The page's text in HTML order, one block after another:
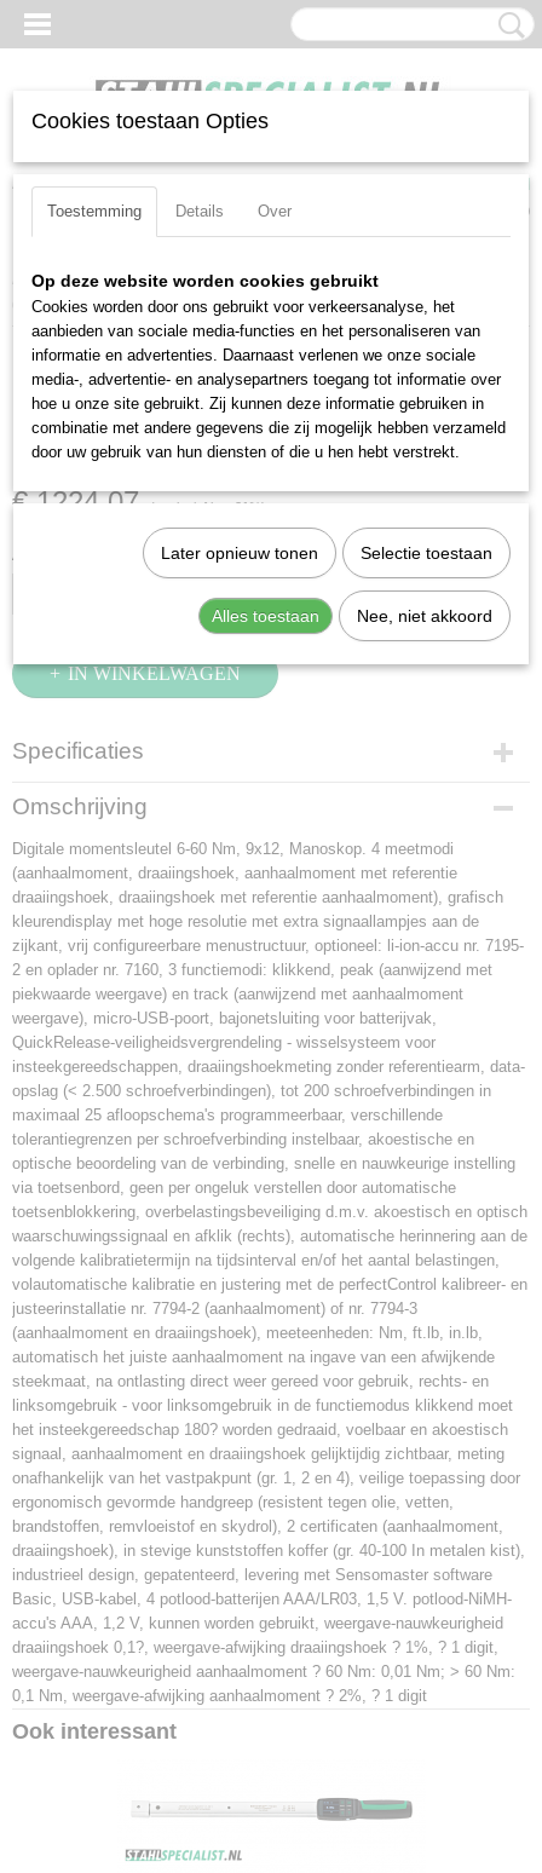
Inloggen Registreren
(0)
Home >Momentsleutels>Gradenboogsleutels>
(96500906)
Stahlwille 714/6 (96500906)
€ 1224,07 (exclusief btw 21%)
Aantal
IN WINKELWAGEN
Specificaties
Productcode
96500906
EAN code
4018754222810
Productcode leverancier
96500906
Netto gewicht
1,24 Kg
Afmetingen (l,b,h)
56 x 8 x 7 cm
Omschrijving
Digitale momentsleutel 6-60 Nm, 9x12, Manoskop. 4 meetmodi
(aanhaalmoment, draaiingshoek, aanhaalmoment met referentie
draaiingshoek, draaiingshoek met referentie aanhaalmoment), grafisch
kleurendisplay met hoge resolutie met extra signaallampjes aan de
zijkant, vrij configureerbare menustructuur, optioneel: li-ion-accu nr. 7195-
2 en oplader nr. 7160, 3 functiemodi: klikkend, peak (aanwijzend met
piekwaarde weergave) en track (aanwijzend met aanhaalmoment
weergave), micro-USB-poort, bajonetsluiting voor batterijvak,
QuickRelease-veiligheidsvergrendeling - wisselsysteem voor
insteekgereedschappen, draaiingshoekmeting zonder referentiearm, data-
opslag (< 2.500 schroefverbindingen), tot 200 schroefverbindingen in
maximaal 25 afloopschema's programmeerbaar, verschillende
tolerantiegrenzen per schroefverbinding instelbaar, akoestische en
optische beoordeling van de verbinding, snelle en nauwkeurige instelling
via toetsenbord, geen per ongeluk verstellen door automatische
toetsenblokkering, overbelastingsbeveiliging d.m.v. akoestisch en optisch
waarschuwingssignaal en afklik (rechts), automatische herinnering aan de
volgende kalibratietermijn na tijdsinterval en/of het aantal belastingen,
volautomatische kalibratie en justering met de perfectControl kalibreer- en
justeerinstallatie nr. 7794-2 (aanhaalmoment) of nr. 7794-3
(aanhaalmoment en draaiingshoek), meeteenheden: Nm, ft.lb, in.lb,
automatisch het juiste aanhaalmoment na ingave van een afwijkende
steekmaat, na ontlasting direct weer gereed voor gebruik, rechts- en
linksomgebruik - voor linksomgebruik in de functiemodus klikkend moet
het insteekgereedschap 180? worden gedraaid, voelbaar en akoestisch
signaal, aanhaalmoment en draaiingshoek gelijktijdig zichtbaar, meting
onafhankelijk van het vastpakpunt (gr. 1, 2 en 4), veilige toepassing door
ergonomisch gevormde handgreep (resistent tegen olie, vetten,
brandstoffen, remvloeistof en skydrol), 2 certificaten (aanhaalmoment,
draaiingshoek), in stevige kunststoffen koffer (gr. 40-100 In metalen kist),
industrieel design, gepatenteerd, levering met Sensomaster software
Basic, USB-kabel, 4 potlood-batterijen AAA/LR03, 1,5 V. potlood-NiMH-
accu's AAA, 1,2 V, kunnen worden gebruikt, weergave-nauwkeurigheid
draaiingshoek 0,1?, weergave-afwijking draaiingshoek ? 1%, ? 1 digit,
weergave-nauwkeurigheid aanhaalmoment ? 60 Nm: 0,01 Nm; > 60 Nm:
0,1 Nm, weergave-afwijking aanhaalmoment ? 2%, ? 1 digit
Ook interessant
Cookies toestaan Opties
Toestemming Details Over
Op deze website worden cookies gebruikt
Cookies worden door ons gebruikt voor verkeersanalyse, het
aanbieden van sociale media-functies en het personaliseren van
informatie en advertenties. Daarnaast verlenen we onze sociale
media-, advertentie- en analysepartners toegang tot informatie over
hoe u onze site gebruikt. Zij kunnen deze informatie gebruiken in
combinatie met andere gegevens die zij mogelijk hebben verzameld
door uw gebruik van hun diensten of die u hen hebt verstrekt.
Later opnieuw tonen Selectie toestaan
Alles toestaan Nee, niet akkoord